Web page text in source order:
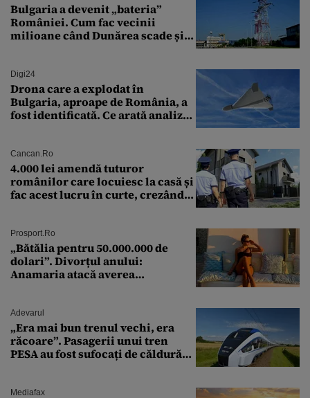
Bulgaria a devenit „bateria”
României. Cum fac vecinii
milioane când Dunărea scade și
Digi24
Drona care a explodat în
Bulgaria, aproape de România, a
fost identificată. Ce arată analiza
Cancan.ro
4.000 lei amendă tuturor
românilor care locuiesc la casă și
fac acest lucru în curte, crezând
Prosport.ro
„Bătălia pentru 50.000.000 de
dolari”. Divorțul anului:
Anamaria atacă averea
Adevarul
„Era mai bun trenul vechi, era
răcoare”. Pasagerii unui tren
PESA au fost sufocați de căldură
Mediafax